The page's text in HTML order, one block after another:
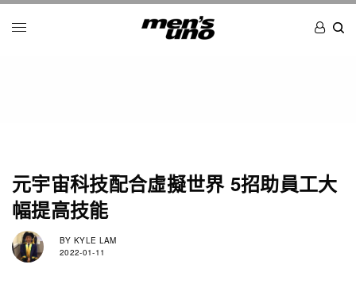
元宇宙科技配合虛擬世界 5招助員工大
幅提高技能
BY KYLE LAM
2022-01-11